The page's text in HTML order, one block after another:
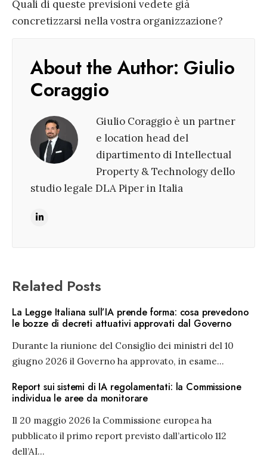
Quali di queste previsioni vedete già
concretizzarsi nella vostra organizzazione?
About the Author: Giulio
Coraggio
Giulio Coraggio è un partner
e location head del
dipartimento di Intellectual
Property & Technology dello
studio legale DLA Piper in Italia
Related Posts
La Legge Italiana sull’IA prende forma: cosa prevedono
le bozze di decreti attuativi approvati dal Governo
Durante la riunione del Consiglio dei ministri del 10
giugno 2026 il Governo ha approvato, in esame...
Report sui sistemi di IA regolamentati: la Commissione
individua le aree da monitorare
Il 20 maggio 2026 la Commissione europea ha
pubblicato il primo report previsto dall’articolo 112
dell’AI...